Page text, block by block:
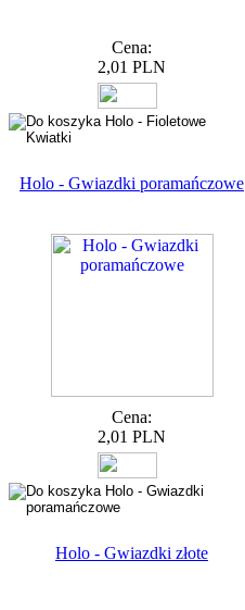
Cena:
2,01 PLN
Holo - Gwiazdki poramańczowe
Cena:
2,01 PLN
Holo - Gwiazdki złote